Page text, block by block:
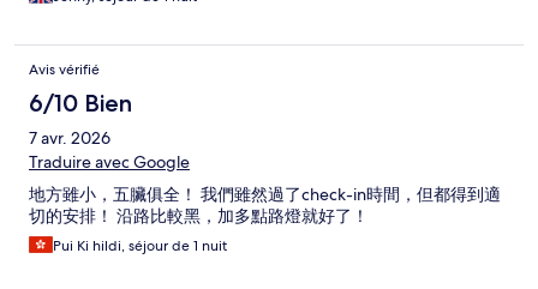
Avis vérifié
6/10 Bien
7 avr. 2026
Traduire avec Google
地方雖小，五臟俱全！ 我們雖然過了check-in時間，但都得到適
切的安排！ 沿路比較黑，加多點路燈就好了！
Pui Ki hildi, séjour de 1 nuit